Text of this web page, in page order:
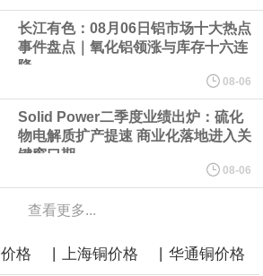
指数跌0.18%。
跌超3.00%，现报16574.100美元/吨。
后失业率 3.1%，预期 3.1%，前值 3.1%。瑞士7月未
，预期 3%，前值 2.9%。
，黄金连续涨3.44%，焦炭连续涨2.72%，铁矿石连续
连续跌2.62%，白银连续涨2.61%。
长江有色：08月06日铝市场十大热点
事件盘点｜氧化铝领涨与库存十六连
降
08-06
Solid Power二季度业绩出炉：硫化
物电解质扩产提速 商业化落地进入关
键窗口期
08-06
查看更多...
格 | 上海铜价格 | 华通铜价格